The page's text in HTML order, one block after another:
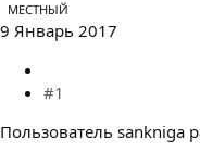
МЕСТНЫЙ
9 Январь 2017
#1
Пользователь sankniga